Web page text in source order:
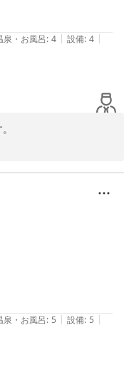
泉・お風呂: 4 | 設備: 4 |
ます。
泉・お風呂: 5 | 設備: 5 |